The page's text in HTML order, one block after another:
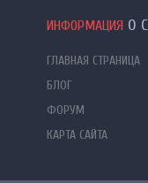
ИНФОРМАЦИЯ О
ГЛАВНАЯ СТРАНИЦА
БЛОГ
ФОРУМ
КАРТА САЙТА